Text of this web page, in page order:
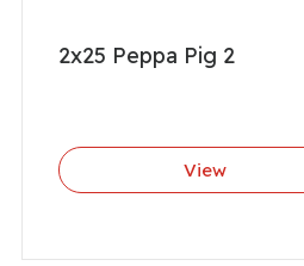
2x25 Peppa Pig 2
View